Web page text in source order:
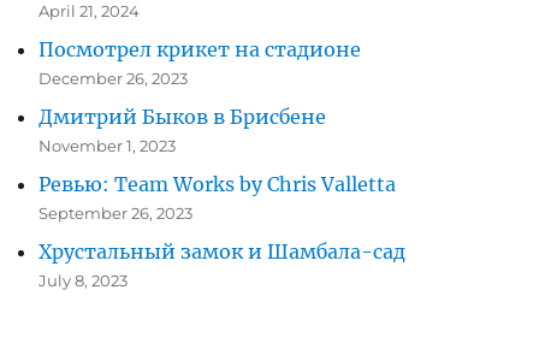
April 21, 2024
Посмотрел крикет на стадионе
December 26, 2023
Дмитрий Быков в Брисбене
November 1, 2023
Ревью: Team Works by Chris Valletta
September 26, 2023
Хрустальный замок и Шамбала-сад
July 8, 2023